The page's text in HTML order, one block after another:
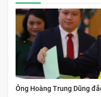
Ông Hoàng Trung Dũng